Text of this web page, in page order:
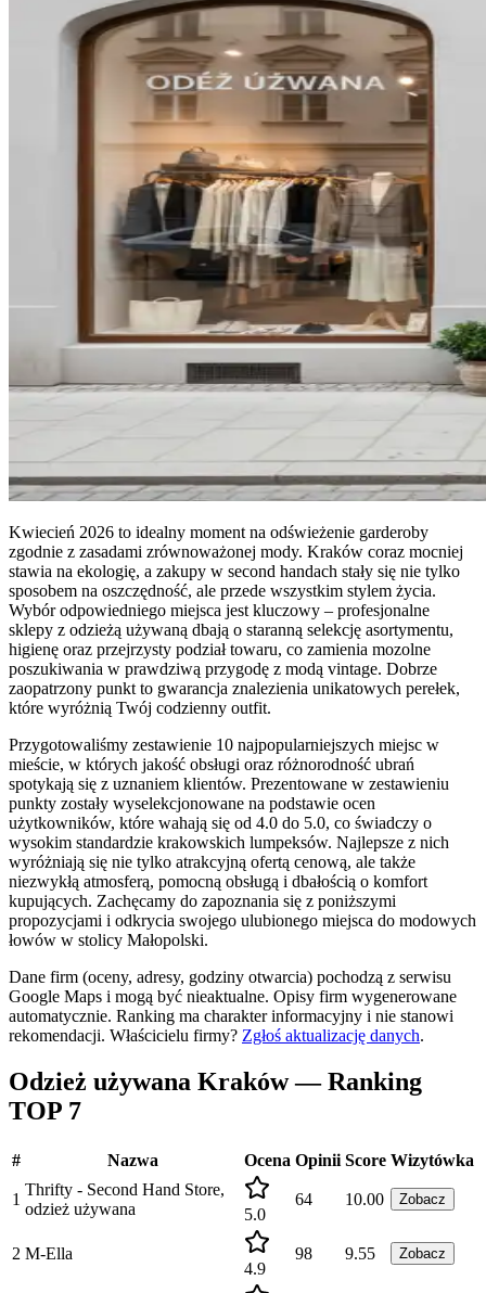
Kwiecień 2026 to idealny moment na odświeżenie garderoby
zgodnie z zasadami zrównoważonej mody. Kraków coraz mocniej
stawia na ekologię, a zakupy w second handach stały się nie tylko
sposobem na oszczędność, ale przede wszystkim stylem życia.
Wybór odpowiedniego miejsca jest kluczowy – profesjonalne
sklepy z odzieżą używaną dbają o staranną selekcję asortymentu,
higienę oraz przejrzysty podział towaru, co zamienia mozolne
poszukiwania w prawdziwą przygodę z modą vintage. Dobrze
zaopatrzony punkt to gwarancja znalezienia unikatowych perełek,
które wyróżnią Twój codzienny outfit.
Przygotowaliśmy zestawienie 10 najpopularniejszych miejsc w
mieście, w których jakość obsługi oraz różnorodność ubrań
spotykają się z uznaniem klientów. Prezentowane w zestawieniu
punkty zostały wyselekcjonowane na podstawie ocen
użytkowników, które wahają się od 4.0 do 5.0, co świadczy o
wysokim standardzie krakowskich lumpeksów. Najlepsze z nich
wyróżniają się nie tylko atrakcyjną ofertą cenową, ale także
niezwykłą atmosferą, pomocną obsługą i dbałością o komfort
kupujących. Zachęcamy do zapoznania się z poniższymi
propozycjami i odkrycia swojego ulubionego miejsca do modowych
łowów w stolicy Małopolski.
Dane firm (oceny, adresy, godziny otwarcia) pochodzą z serwisu
Google Maps i mogą być nieaktualne. Opisy firm wygenerowane
automatycznie. Ranking ma charakter informacyjny i nie stanowi
rekomendacji. Właścicielu firmy? Zgłoś aktualizację danych.
Odzież używana Kraków — Ranking
TOP 7
# Nazwa Ocena Opinii Score Wizytówka
1
Thrifty - Second Hand Store,
odzież używana
5.0
64 10.00 Zobacz
2 M-Ella
4.9
98 9.55 Zobacz